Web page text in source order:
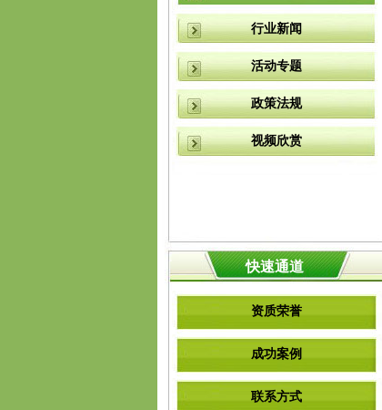
行业新闻
活动专题
政策法规
视频欣赏
快速通道
资质荣誉
成功案例
联系方式